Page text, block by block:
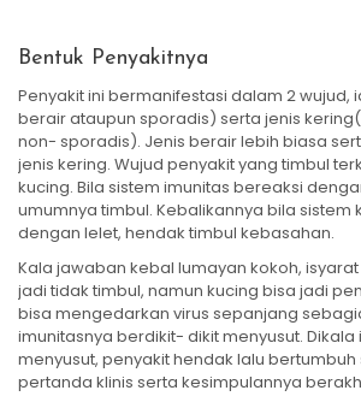
Bentuk Penyakitnya
Penyakit ini bermanifestasi dalam 2 wujud,
berair ataupun sporadis) serta jenis
non- sporadis). Jenis berair lebih biasa
jenis kering. Wujud penyakit yang timbul
kucing. Bila sistem imunitas bereaksi
umumnya timbul. Kebalikannya bila sistem
dengan lelet, hendak timbul kebasahan.
Kala jawaban kebal lumayan kokoh,
jadi tidak timbul, namun kucing bisa jadi
bisa mengedarkan virus sepanjang
imunitasnya berdikit- dikit menyusut.
menyusut, penyakit hendak lalu
pertanda klinis serta kesimpulannya